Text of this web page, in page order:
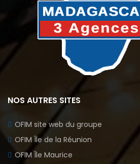
NOS AUTRES SITES
OFIM site web du groupe
OFIM Île de la Réunion
OFIM Île Maurice